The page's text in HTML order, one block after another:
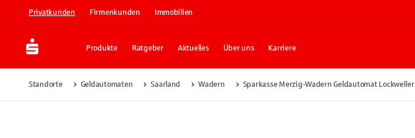
Privatkunden Firmenkunden Immobilien
Produkte Ratgeber Aktuelles Über uns Karriere
Standorte Geldautomaten Saarland Wadern Sparkasse Merzig-Wadern Geldautomat Lockweiler